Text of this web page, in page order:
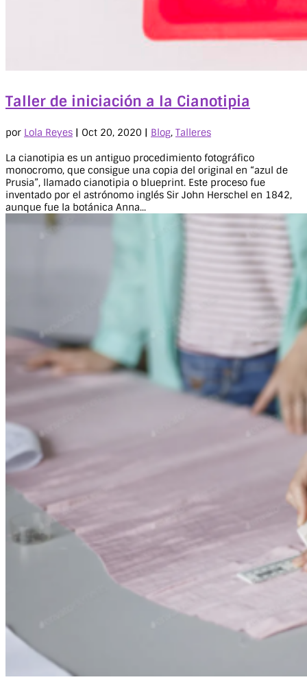
Taller de iniciación a la Cianotipia
por Lola Reyes | Oct 20, 2020 | Blog, Talleres
La cianotipia es un antiguo procedimiento fotográfico
monocromo, que consigue una copia del original en “azul de
Prusia”, llamado cianotipia o blueprint. Este proceso fue
inventado por el astrónomo inglés Sir John Herschel en 1842,
aunque fue la botánica Anna...